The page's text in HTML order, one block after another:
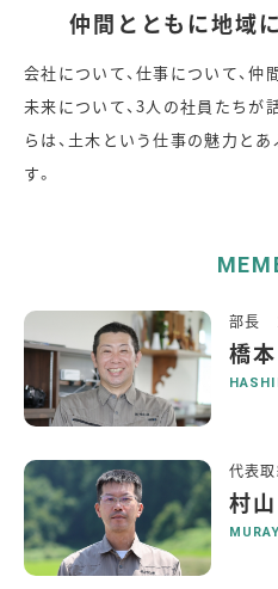
仲間とともに地域
会社について、仕事について、仲
未来について、3人の社員たちが
らは、土木という仕事の魅力と
す。
部長
橋
代表
村